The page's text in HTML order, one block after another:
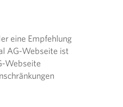
eine Empfehlung
AG-Webseite ist
Webseite